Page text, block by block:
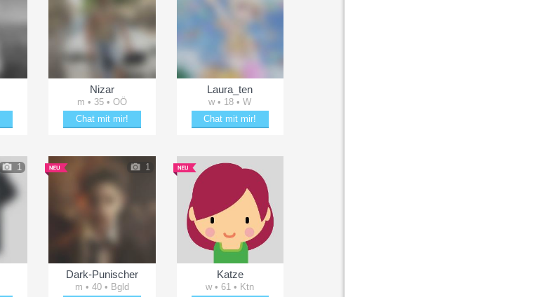
Nizar
m • 35 • OÖ
Chat mit mir!
Laura_ten
w • 18 • W
Chat mit mir!
1 1
Dark-Punischer
m • 40 • Bgld
Katze
w • 61 • Ktn